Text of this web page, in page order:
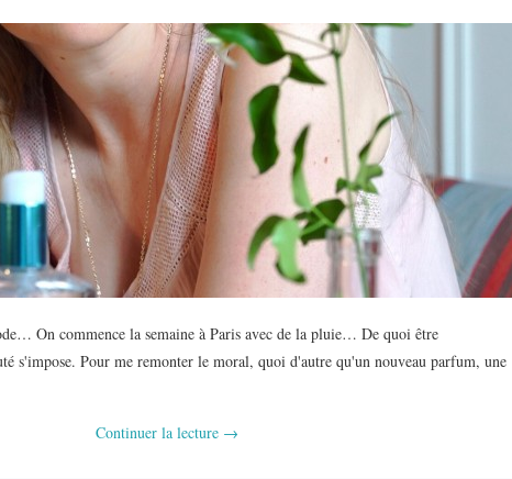
On commence la semaine à Paris avec de la pluie… De quoi être
s'impose. Pour me remonter le moral, quoi d'autre qu'un nouveau parfum, une
Continuer la lecture →